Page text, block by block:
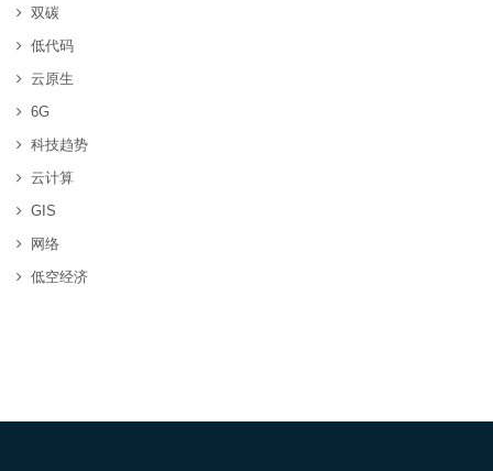
双碳
低代码
云原生
6G
科技趋势
云计算
GIS
网络
低空经济